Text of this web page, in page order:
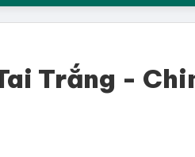
Trắng -